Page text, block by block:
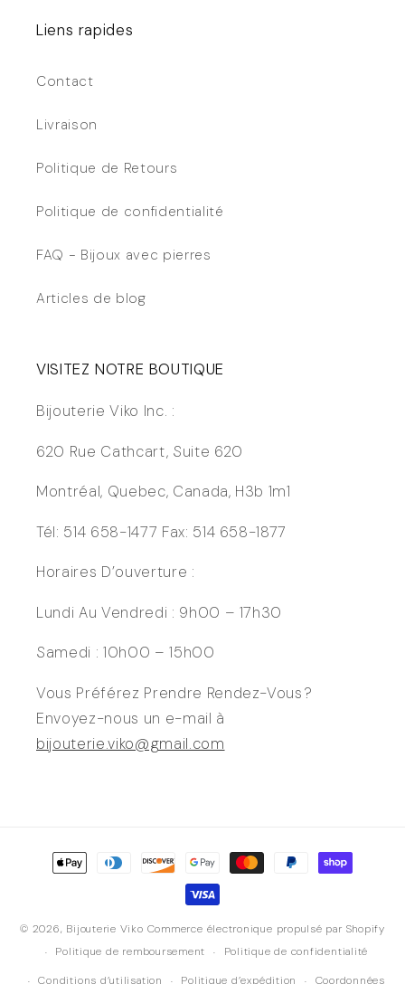
Liens rapides
Contact
Livraison
Politique de Retours
Politique de confidentialité
FAQ - Bijoux avec pierres
Articles de blog
VISITEZ NOTRE BOUTIQUE
Bijouterie Viko Inc. :
620 Rue Cathcart, Suite 620
Montréal, Quebec, Canada, H3b 1m1
Tél: 514 658-1477 Fax: 514 658-1877
Horaires D’ouverture :
Lundi Au Vendredi : 9h00 – 17h30
Samedi : 10h00 – 15h00
Vous Préférez Prendre Rendez-Vous ?
Envoyez-nous un e-mail à
bijouterie.viko@gmail.com
Moyens
de
© 2026, Bijouterie Viko Commerce électronique propulsé par Shopify
Politique de remboursement
Politique de confidentialité
Conditions d’utilisation Politique d’expédition Coordonnées